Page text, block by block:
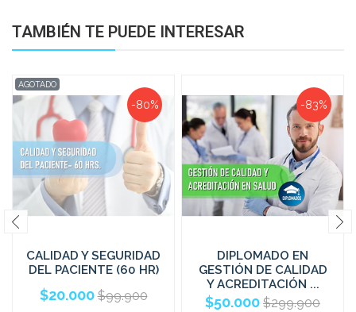
TAMBIÉN TE PUEDE INTERESAR
-80%
AGOTADO
CALIDAD Y SEGURIDAD
DEL PACIENTE (60 HR)
$20.000 $99.900
-83%
DIPLOMADO EN
GESTIÓN DE CALIDAD
Y ACREDITACIÓN ...
$50.000 $299.900